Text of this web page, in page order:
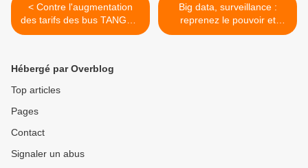
< Contre l'augmentation
des tarifs des bus TANGO -
RV vendredi 15 avril à 10h
Big data, surveillance :
reprenez le pouvoir et
devenez invisible >
Hébergé par Overblog
Top articles
Pages
Contact
Signaler un abus